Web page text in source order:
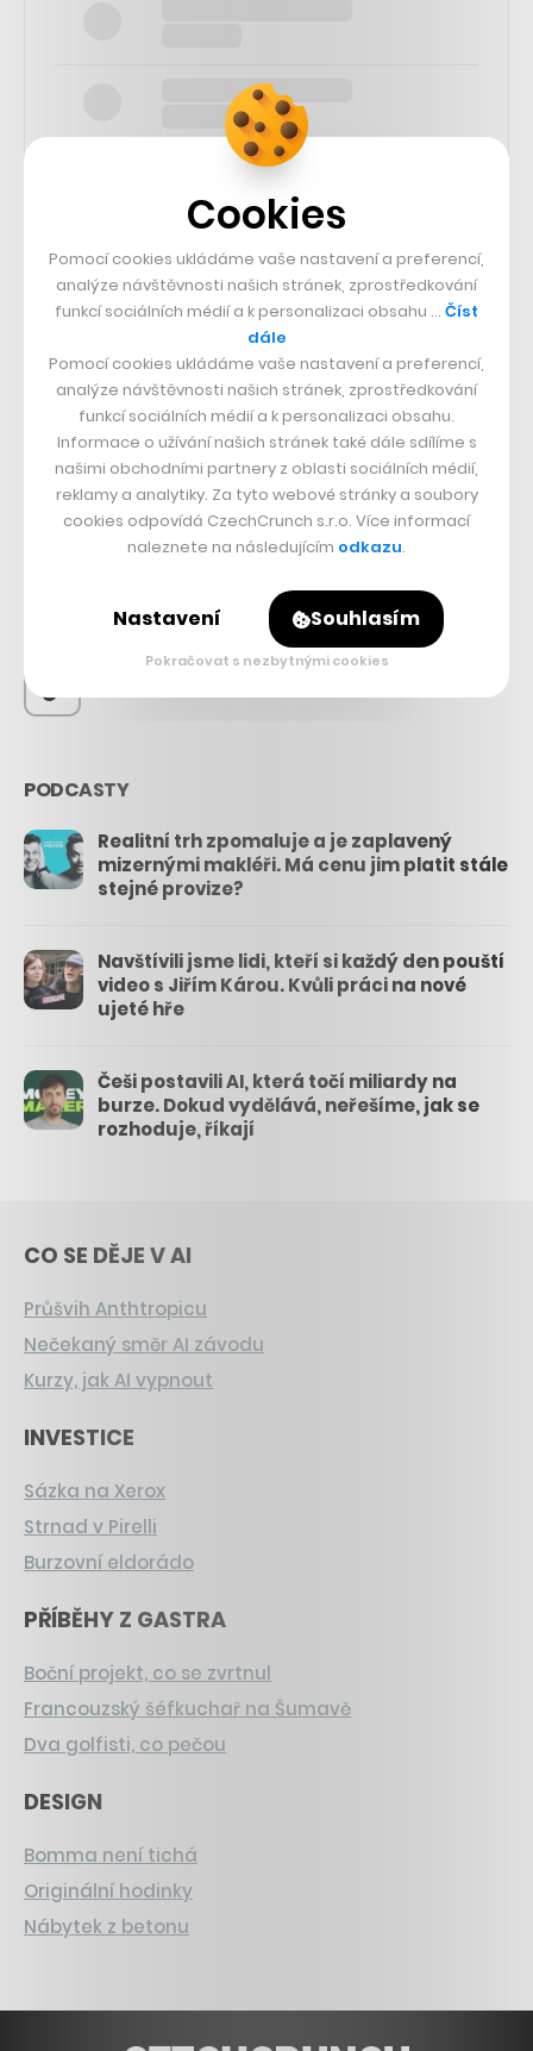
SLEDUJTE NÁS
25k
65k
56.4k
26.3k
PODCASTY
Realitní trh zpomaluje a je zaplavený
mizernými makléři. Má cenu jim platit stále
stejné provize?
Navštívili jsme lidi, kteří si každý den pouští
video s Jiřím Károu. Kvůli práci na nové
ujeté hře
Češi postavili AI, která točí miliardy na
burze. Dokud vydělává, neřešíme, jak se
rozhoduje, říkají
CO SE DĚJE V AI
Průšvih Anthtropicu
Nečekaný směr AI závodu
Kurzy, jak AI vypnout
INVESTICE
Sázka na Xerox
Strnad v Pirelli
Burzovní eldorádo
PŘÍBĚHY Z GASTRA
Boční projekt, co se zvrtnul
Francouzský šéfkuchař na Šumavě
Dva golfisti, co pečou
DESIGN
Bomma není tichá
Originální hodinky
Nábytek z betonu
Cookies
Pomocí cookies ukládáme vaše nastavení a preferencí,
analýze návštěvnosti našich stránek, zprostředkování
funkcí sociálních médií a k personalizaci obsahu … Číst
dále
Pomocí cookies ukládáme vaše nastavení a preferencí,
analýze návštěvnosti našich stránek, zprostředkování
funkcí sociálních médií a k personalizaci obsahu.
Informace o užívání našich stránek také dále sdílíme s
našimi obchodními partnery z oblasti sociálních médií,
reklamy a analytiky. Za tyto webové stránky a soubory
cookies odpovídá CzechCrunch s.r.o. Více informací
naleznete na následujícím odkazu.
Nastavení Souhlasím
Pokračovat s nezbytnými cookies